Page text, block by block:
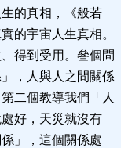
的真相，《般若
的宇宙人生真相。
得到受用。叄個問
，人與人之間關係
二個教導我們「人
好，天災就沒有
」，這個關係處